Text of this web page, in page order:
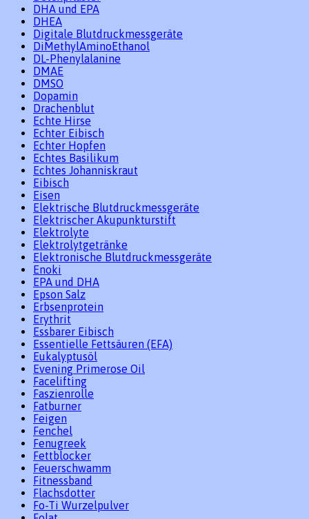
DHA und EPA
DHEA
Digitale Blutdruckmessgeräte
DiMethylAminoEthanol
DL-Phenylalanine
DMAE
DMSO
Dopamin
Drachenblut
Echte Hirse
Echter Eibisch
Echter Hopfen
Echtes Basilikum
Echtes Johanniskraut
Eibisch
Eisen
Elektrische Blutdruckmessgeräte
Elektrischer Akupunkturstift
Elektrolyte
Elektrolytgetränke
Elektronische Blutdruckmessgeräte
Enoki
EPA und DHA
Epson Salz
Erbsenprotein
Erythrit
Essbarer Eibisch
Essentielle Fettsäuren (EFA)
Eukalyptusöl
Evening Primerose Oil
Facelifting
Faszienrolle
Fatburner
Feigen
Fenchel
Fenugreek
Fettblocker
Feuerschwamm
Fitnessband
Flachsdotter
Fo-Ti Wurzelpulver